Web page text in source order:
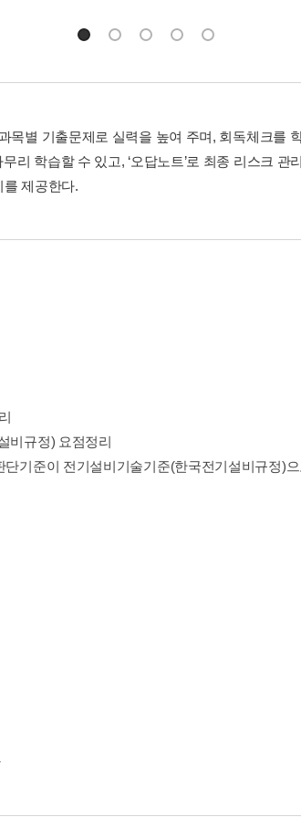
목별 기출문제로 실력을 높여 주며, 회독체크를
리 학습할 수 있고, ‘오답노트’로 최종 리스크 관
제공한다.
비규정) 요점정리
기준이 전기설비기술기준(한국전기설비규정)으